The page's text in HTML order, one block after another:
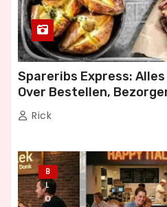
Spareribs Express:
Over Bestellen,
Rick
B
L
O